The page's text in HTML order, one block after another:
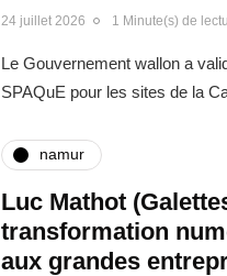
24 juillet 2026 1 Minute(s) de
Le Gouvernement wallon a
SPAQuE pour les sites de la
namur
Luc Mathot
transformation
aux grandes